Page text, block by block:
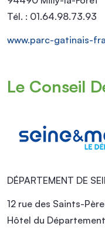
Tél. : 01.64.98.73.93
www.parc-gatinais-
Le Conseil
DÉPARTEMENT DE
12 rue des Saints-
Hôtel du Département